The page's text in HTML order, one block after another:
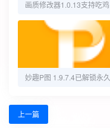
上一篇